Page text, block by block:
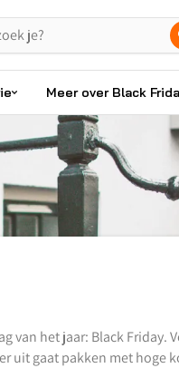
Meer over Black
het jaar: Black Friday.
uit gaat pakken met hoge